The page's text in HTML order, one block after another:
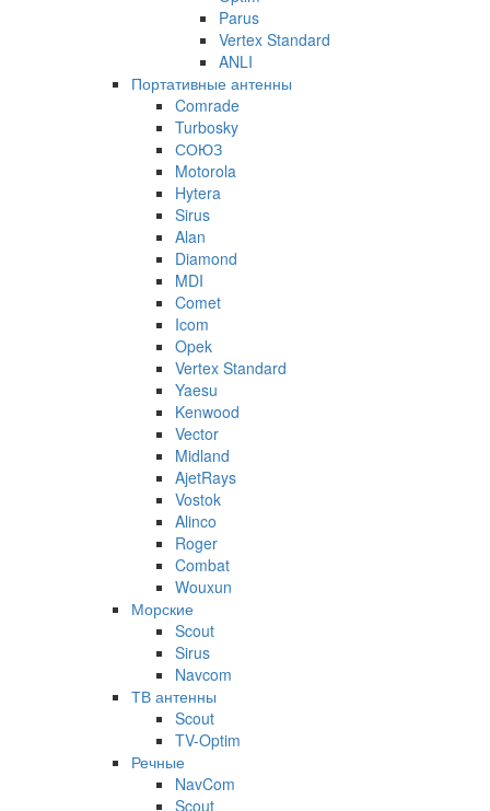
Parus
Vertex Standard
ANLI
Портативные антенны
Comrade
Turbosky
СОЮЗ
Motorola
Hytera
Sirus
Alan
Diamond
MDI
Comet
Icom
Opek
Vertex Standard
Yaesu
Kenwood
Vector
Midland
AjetRays
Vostok
Alinco
Roger
Combat
Wouxun
Морские
Scout
Sirus
Navcom
ТВ антенны
Scout
TV-Optim
Речные
NavCom
Scout